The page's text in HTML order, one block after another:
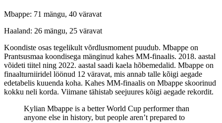
Mbappe: 71 mängu, 40 väravat
Haaland: 26 mängu, 25 väravat
Koondiste osas tegelikult võrdlusmoment puudub. Mbappe on
Prantsusmaa koondisega mänginud kahes MM-finaalis. 2018. aastal
võideti tiitel ning 2022. aastal saadi kaela hõbemedalid. Mbappe on
finaalturniiridel löönud 12 väravat, mis annab talle kõigi aegade
edetabelis kuuenda koha. Kahes MM-finaalis on Mbappe skoorinud
kokku neli korda. Viimane tähistab seejuures kõigi aegade rekordit.
Kylian Mbappe is a better World Cup performer than
anyone else in history, but people aren’t prepared to